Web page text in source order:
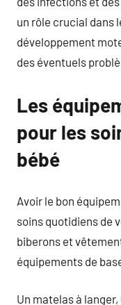
un rôle crucial dans
développement
des éventuels
Les
pour les
bébé
Avoir le bon
soins quotidiens de
biberons et
équipements de
Un matelas à